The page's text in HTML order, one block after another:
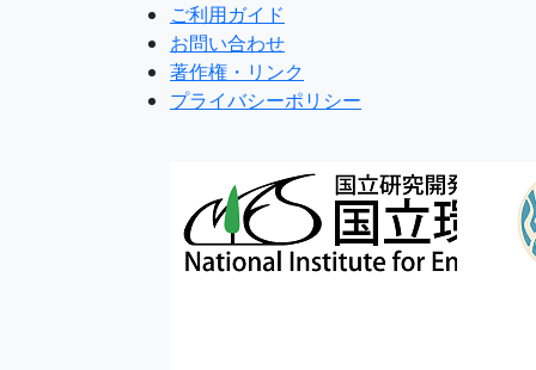
ご利用ガイド
お問い合わせ
著作権・リンク
プライバシーポリシー